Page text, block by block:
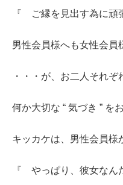
『 ご縁を見出す為に頑
男性会員様へも女性会員
・・・が、お二人それ
何か大切な “ 気づき ” を
キッカケは、男性会員様
『 やっぱり、彼女なん